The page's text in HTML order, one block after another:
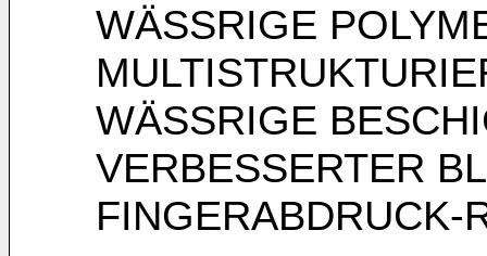
WÄSSRIGE
WÄSSRIGE
VERBESSERTER
FINGERABDRUCK-